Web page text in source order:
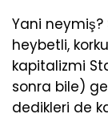
Yani
heybetli,
kapitalizmi
sonra bile)
dedikleri de